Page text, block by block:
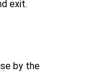
exit.
by the